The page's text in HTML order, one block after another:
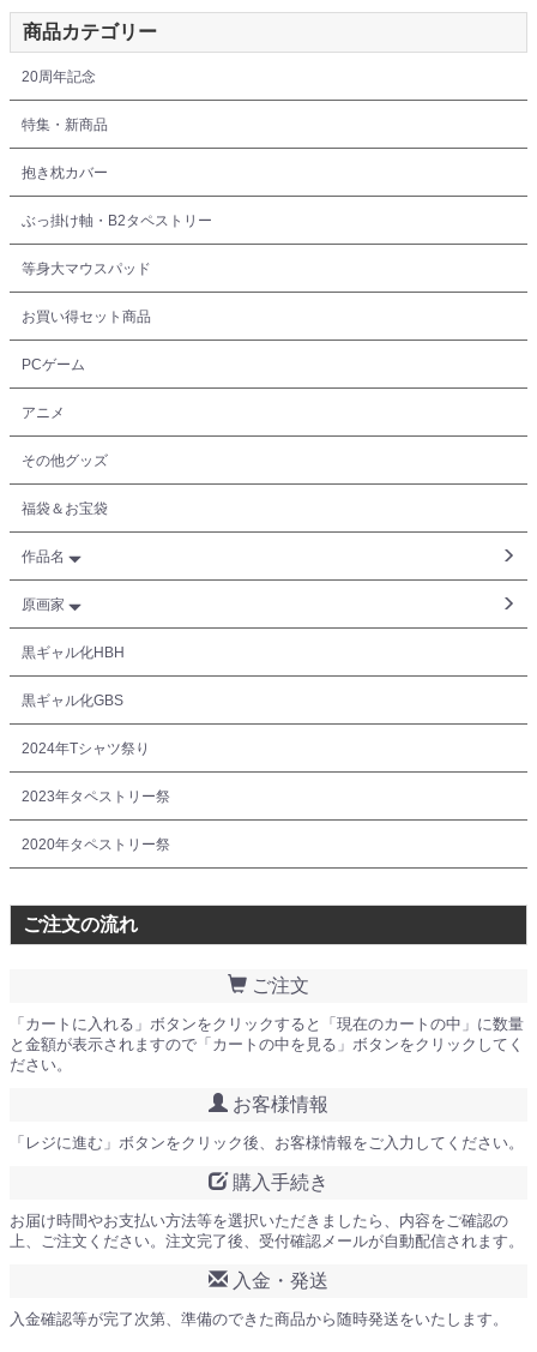
商品カテゴリー
20周年記念
特集・新商品
抱き枕カバー
ぶっ掛け軸・B2タペストリー
等身大マウスパッド
お買い得セット商品
PCゲーム
アニメ
その他グッズ
福袋＆お宝袋
作品名
原画家
黒ギャル化HBH
黒ギャル化GBS
2024年Tシャツ祭り
2023年タペストリー祭
2020年タペストリー祭
ご注文の流れ
ご注文
「カートに入れる」ボタンをクリックすると「現在のカートの中」に数量
と金額が表示されますので「カートの中を見る」ボタンをクリックしてく
ださい。
お客様情報
「レジに進む」ボタンをクリック後、お客様情報をご入力してください。
購入手続き
お届け時間やお支払い方法等を選択いただきましたら、内容をご確認の
上、ご注文ください。注文完了後、受付確認メールが自動配信されます。
入金・発送
入金確認等が完了次第、準備のできた商品から随時発送をいたします。